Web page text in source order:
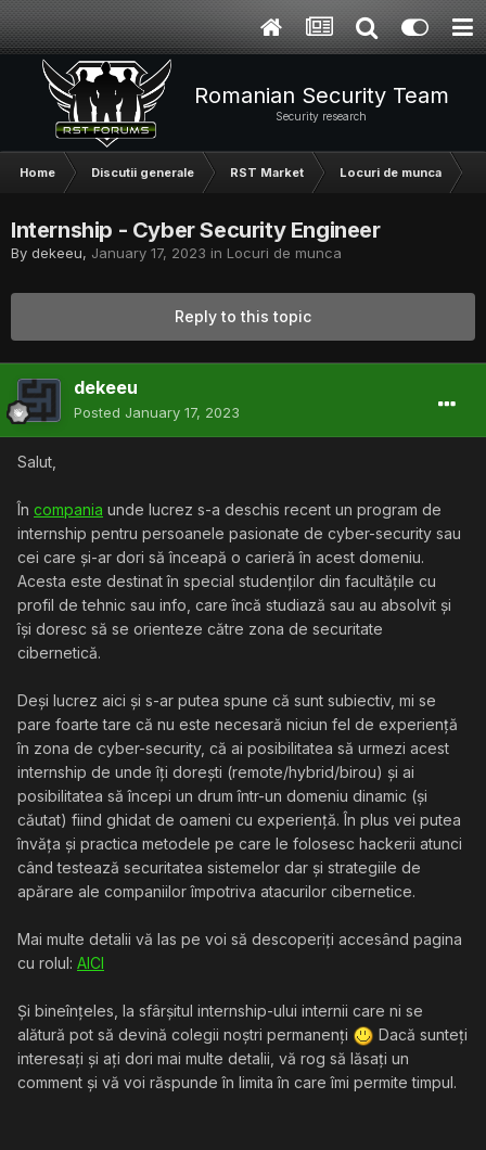
Romanian Security Team
Security research
Home Discutii generale RST Market Locuri de munca
Internship - Cyber Security Engineer
By dekeeu, January 17, 2023 in Locuri de munca
Reply to this topic
dekeeu
Posted January 17, 2023
Salut,
În compania unde lucrez s-a deschis recent un program de
internship pentru persoanele pasionate de cyber-security sau
cei care și-ar dori să înceapă o carieră în acest domeniu.
Acesta este destinat în special studenților din facultățile cu
profil de tehnic sau info, care încă studiază sau au absolvit și
își doresc să se orienteze către zona de securitate
cibernetică.
Deși lucrez aici și s-ar putea spune că sunt subiectiv, mi se
pare foarte tare că nu este necesară niciun fel de experiență
în zona de cyber-security, că ai posibilitatea să urmezi acest
internship de unde îți dorești (remote/hybrid/birou) și ai
posibilitatea să începi un drum într-un domeniu dinamic (și
căutat) fiind ghidat de oameni cu experiență. În plus vei putea
învăța și practica metodele pe care le folosesc hackerii atunci
când testează securitatea sistemelor dar și strategiile de
apărare ale companiilor împotriva atacurilor cibernetice.
Mai multe detalii vă las pe voi să descoperiți accesând pagina
cu rolul: AICI
Și bineînțeles, la sfârșitul internship-ului internii care ni se
alătură pot să devină colegii noștri permanenți
Dacă sunteți
interesați și ați dori mai multe detalii, vă rog să lăsați un
comment și vă voi răspunde în limita în care îmi permite timpul.